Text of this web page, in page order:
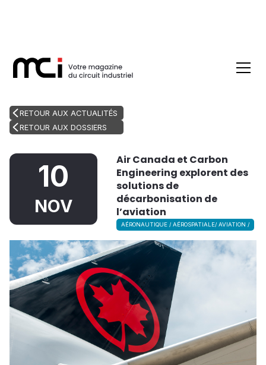
RETOUR AUX ACTUALITÉS
RETOUR AUX DOSSIERS
10
NOV
Air Canada et Carbon
Engineering explorent des
solutions de
décarbonisation de
l’aviation
AÉRONAUTIQUE / AÉROSPATIALE/ AVIATION /